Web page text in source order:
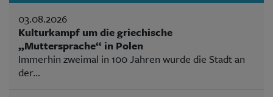
03.08.2026
Kulturkampf um die griechische
„Muttersprache“ in Polen
Immerhin zweimal in 100 Jahren wurde die Stadt an
der...